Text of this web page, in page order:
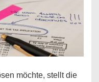
möchte, stellt die